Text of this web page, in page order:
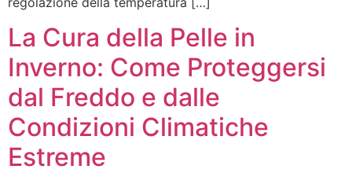
La Cura della Pelle in
Inverno: Come Proteggersi
dal Freddo e dalle
Condizioni Climatiche
Estreme